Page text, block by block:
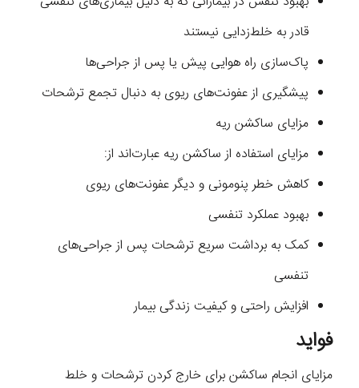
قادر به خلط‌زدایی نیستند
پاک‌سازی راه هوایی پیش یا پس از جراحی‌ها
پیشگیری از عفونت‌های ریوی به دنبال تجمع ترشحات
مزایای ساکشن ریه
مزایای استفاده از ساکشن ریه عبارت‌اند از:
کاهش خطر پنومونی و دیگر عفونت‌های ریوی
بهبود عملکرد تنفسی
کمک به برداشت سریع ترشحات پس از جراحی‌های
تنفسی
افزایش راحتی و کیفیت زندگی بیمار
فواید
مزایای انجام ساکشن برای خارج کردن ترشحات و خلط